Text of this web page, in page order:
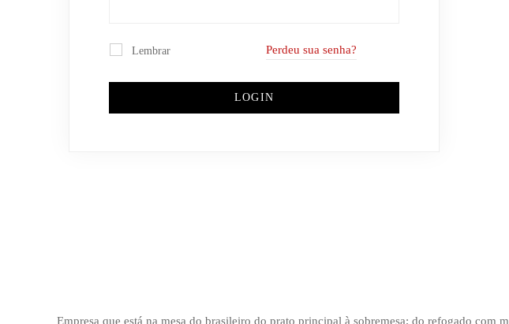
Lembrar Perdeu sua senha?
LOGIN
Empresa que está na mesa do brasileiro do prato principal à sobremesa; do refogado com